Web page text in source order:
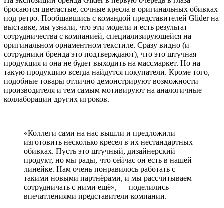
бросаются цветастые, сочные кресла в оригинальных обивках
под ретро. Пообщавшись с командой представителей Glider на
выставке, мы узнали, что эти модели и есть результат
сотрудничества с компанией, специализирующейся на
оригинальном орнаментном текстиле. Сразу видно (и
сотрудники бренда это подтверждают), что это штучная
продукция и она не будет выходить на массмаркет. Но на
такую продукцию всегда найдутся покупатели. Кроме того,
подобные товары отлично демонстрируют возможности
производителя и тем самым мотивируют на аналогичные
коллаборации других игроков.
«Коллеги сами на нас вышли и предложили
изготовить несколько кресел в их нестандартных
обивках. Пусть это штучный, дизайнерский
продукт, но мы рады, что сейчас он есть в нашей
линейке. Нам очень понравилось работать с
такими новыми партнёрами, и мы рассчитываем
сотрудничать с ними ещё», — поделились
впечатлениями представители компании.